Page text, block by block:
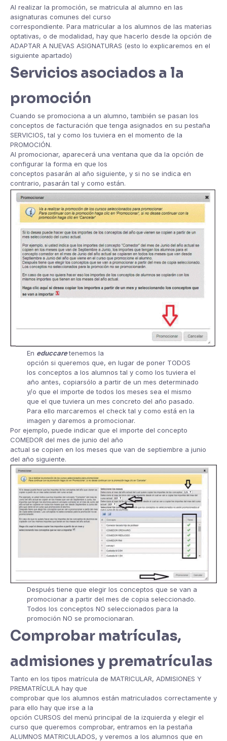
Al realizar la promoción, se matricula al alumno en las
asignaturas comunes del curso
correspondiente. Para matricular a los alumnos de las materias
optativas, o de modalidad, hay que hacerlo desde la opción de
ADAPTAR A NUEVAS ASIGNATURAS (esto lo explicaremos en el
siguiente apartado)
Servicios asociados a la
promoción
Cuando se promociona a un alumno, también se pasan los
conceptos de facturación que tenga asignados en su pestaña
SERVICIOS, tal y como los tuviera en el momento de la
PROMOCIÓN.
Al promocionar, aparecerá una ventana que da la opción de
configurar la forma en que los
conceptos pasarán al año siguiente, y si no se indica en
contrario, pasarán tal y como están.
En educcaretenemos la
opción si queremos que, en lugar de poner TODOS
los conceptos a los alumnos tal y como los tuviera el
año antes, copiarsólo a partir de un mes determinado
y/o que el importe de todos los meses sea el mismo
que el que tuviera un mes concreto del año pasado.
Para ello marcaremos el check tal y como está en la
imagen y daremos a promocionar.
Por ejemplo, puede indicar que el importe del concepto
COMEDOR del mes de junio del año
actual se copien en los meses que van de septiembre a junio
del año siguiente.
Después tiene que elegir los conceptos que se van a
promocionar a partir del mes de copia seleccionado.
Todos los conceptos NO seleccionados para la
promoción NO se promocionaran.
Comprobar matrículas,
admisiones y prematrículas
Tanto en los tipos matrícula de MATRICULAR, ADMISIONES Y
PREMATRÍCULA hay que
comprobar que los alumnos están matriculados correctamente y
para ello hay que irse a la
opción CURSOS del menú principal de la izquierda y elegir el
curso que queremos comprobar, entramos en la pestaña
ALUMNOS MATRICULADOS, y veremos a los alumnos que en